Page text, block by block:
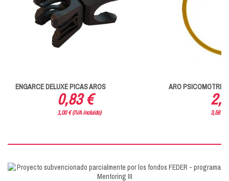
ENGARCE DELUXE PICAS AROS
0,83 €
1,00 € (IVA incluido)
ARO
3,58 €